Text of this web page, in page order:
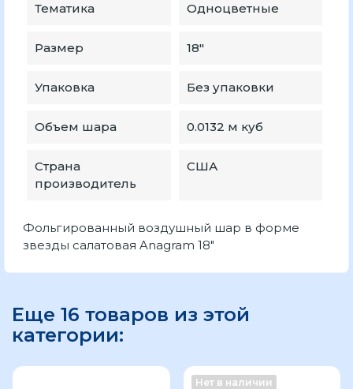
Тематика Одноцветные
Размер 18″
Упаковка Без упаковки
Объем шара 0.0132 м куб
Страна
производитель
США
Фольгированный воздушный шар в форме
звезды салатовая Anagram 18"
Еще 16 товаров из этой
категории:
Нет в наличии